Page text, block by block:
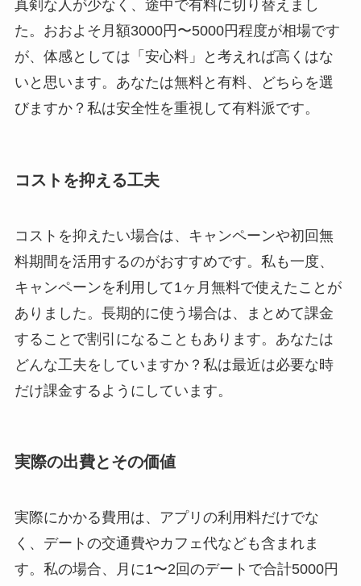
真剣な人が少なく、途中で有料に切り替えまし
た。おおよそ月額3000円〜5000円程度が相場です
が、体感としては「安心料」と考えれば高くはな
いと思います。あなたは無料と有料、どちらを選
びますか？私は安全性を重視して有料派です。
コストを抑える工夫
コストを抑えたい場合は、キャンペーンや初回無
料期間を活用するのがおすすめです。私も一度、
キャンペーンを利用して1ヶ月無料で使えたことが
ありました。長期的に使う場合は、まとめて課金
することで割引になることもあります。あなたは
どんな工夫をしていますか？私は最近は必要な時
だけ課金するようにしています。
実際の出費とその価値
実際にかかる費用は、アプリの利用料だけでな
く、デートの交通費やカフェ代なども含まれま
す。私の場合、月に1〜2回のデートで合計5000円